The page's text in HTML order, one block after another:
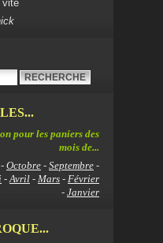
vite
pour les paniers des
mois de...
- Octobre - Septembre -
-Avril - Mars - Février
- Janvier